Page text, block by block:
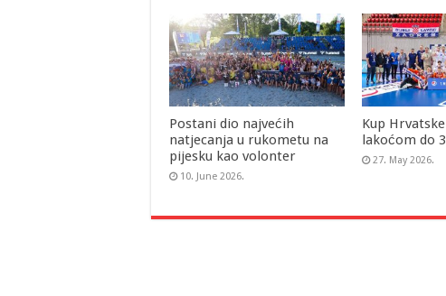
Postani dio najvećih
natjecanja u rukometu na
pijesku kao volonter
10. June 2026.
Kup
lakoćom do
27. May 2026.